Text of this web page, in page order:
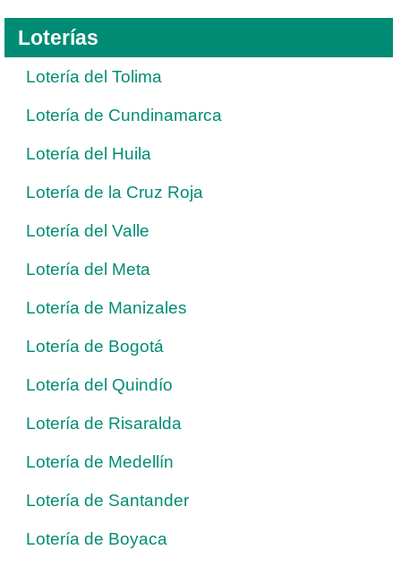
Loterías
Lotería del Tolima
Lotería de Cundinamarca
Lotería del Huila
Lotería de la Cruz Roja
Lotería del Valle
Lotería del Meta
Lotería de Manizales
Lotería de Bogotá
Lotería del Quindío
Lotería de Risaralda
Lotería de Medellín
Lotería de Santander
Lotería de Boyaca